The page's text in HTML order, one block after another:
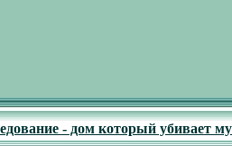
- дом который убивает